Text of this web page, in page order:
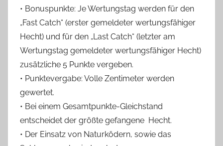
• Bonuspunkte: Je Wertungstag werden für den
„Fast Catch“ (erster gemeldeter wertungsfähiger
Hecht) und für den „Last Catch“ (letzter am
Wertungstag gemeldeter wertungsfähiger Hecht)
zusätzliche 5 Punkte vergeben.
• Punktevergabe: Volle Zentimeter werden
gewertet.
• Bei einem Gesamtpunkte-Gleichstand
entscheidet der größte gefangene Hecht.
• Der Einsatz von Naturködern, sowie das